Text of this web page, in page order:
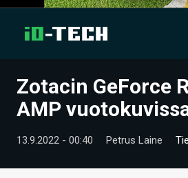
UUTISET
Zotacin GeForce
AMP
13.9.2022 - 00:40 Petrus Laine